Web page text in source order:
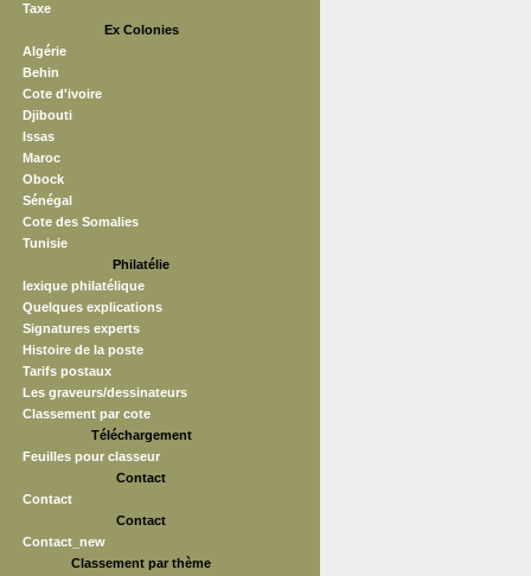
Taxe
Ex Colonies
Algérie
Behin
Cote d'ivoire
Djibouti
Issas
Maroc
Obock
Sénégal
Cote des Somalies
Tunisie
Philatélie
lexique philatélique
Quelques explications
Signatures experts
Histoire de la poste
Tarifs postaux
Les graveurs/dessinateurs
Classement par cote
Téléchargement
Feuilles pour classeur
Contact
Contact
Contact
Contact_new
Classement par thème